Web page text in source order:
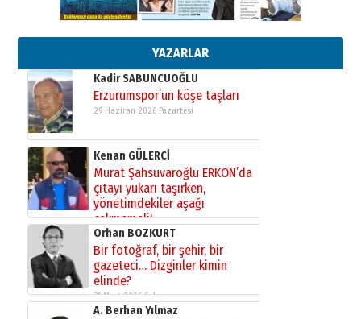
YAZARLAR
Başkan Sekmen’den Erzurum’a
bir vizyon proje daha!
02 Ağustos 2026 Pazar
Kadir SABUNCUOĞLU
Erzurumspor’un köşe taşları
29 Haziran 2026 Pazartesi
Kenan GÜLERCİ
Murat Şahsuvaroğlu ERKON’da
çıtayı yukarı taşırken,
yönetimdekiler aşağı
çekmemeli!
17 Şubat 2026 SalıOrhan BOZKURT
Bir fotoğraf, bir şehir, bir
gazeteci… Dizginler kimin
elinde?
31 Mart 2026 Salı
A. Berhan Yılmaz